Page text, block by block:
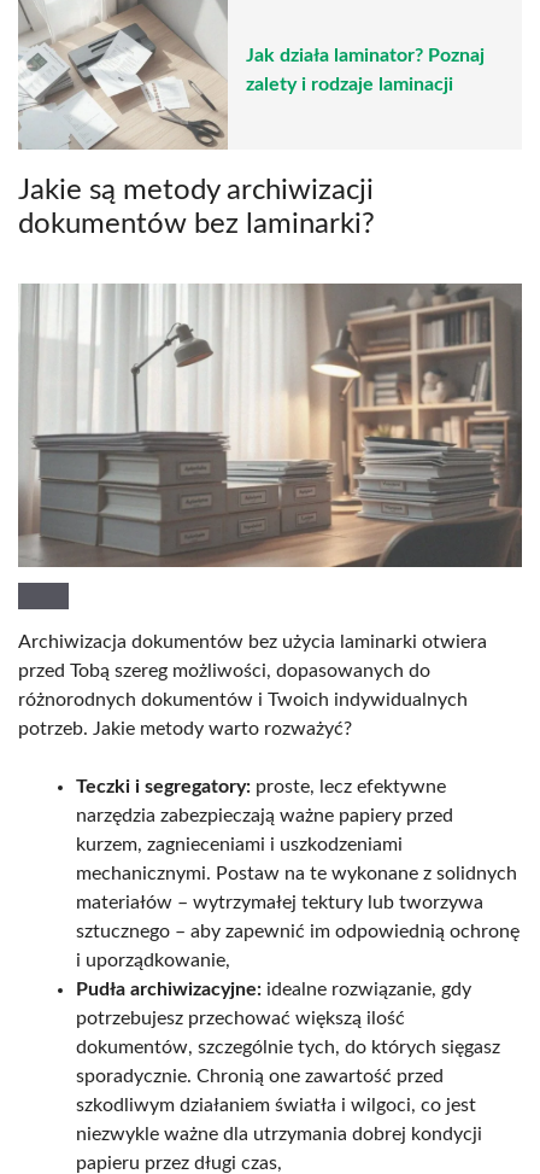
Jak działa laminator? Poznaj
zalety i rodzaje laminacji
Jakie są metody archiwizacji
dokumentów bez laminarki?
Archiwizacja dokumentów bez użycia laminarki otwiera
przed Tobą szereg możliwości, dopasowanych do
różnorodnych dokumentów i Twoich indywidualnych
potrzeb. Jakie metody warto rozważyć?
Teczki i segregatory: proste, lecz efektywne
narzędzia zabezpieczają ważne papiery przed
kurzem, zagnieceniami i uszkodzeniami
mechanicznymi. Postaw na te wykonane z solidnych
materiałów – wytrzymałej tektury lub tworzywa
sztucznego – aby zapewnić im odpowiednią ochronę
i uporządkowanie,
Pudła archiwizacyjne: idealne rozwiązanie, gdy
potrzebujesz przechować większą ilość
dokumentów, szczególnie tych, do których sięgasz
sporadycznie. Chronią one zawartość przed
szkodliwym działaniem światła i wilgoci, co jest
niezwykle ważne dla utrzymania dobrej kondycji
papieru przez długi czas,